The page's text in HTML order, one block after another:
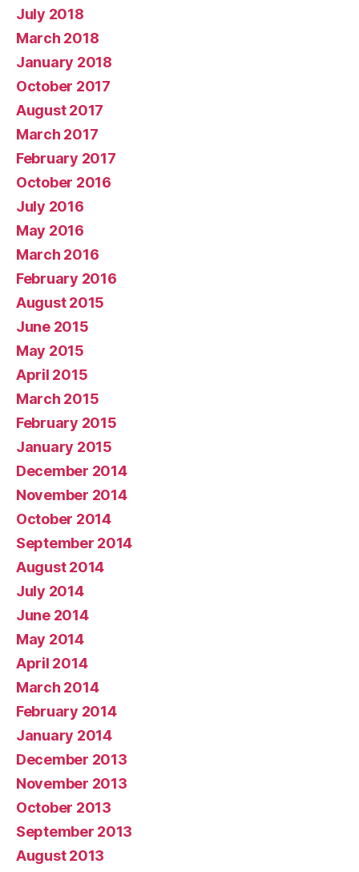
July 2018
March 2018
January 2018
October 2017
August 2017
March 2017
February 2017
October 2016
July 2016
May 2016
March 2016
February 2016
August 2015
June 2015
May 2015
April 2015
March 2015
February 2015
January 2015
December 2014
November 2014
October 2014
September 2014
August 2014
July 2014
June 2014
May 2014
April 2014
March 2014
February 2014
January 2014
December 2013
November 2013
October 2013
September 2013
August 2013